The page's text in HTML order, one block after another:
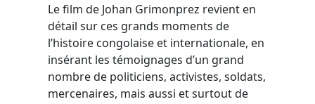
Le film de Johan Grimonprez revient en
détail sur ces grands moments de
l’histoire congolaise et internationale, en
insérant les témoignages d’un grand
nombre de politiciens, activistes, soldats,
mercenaires, mais aussi et surtout de